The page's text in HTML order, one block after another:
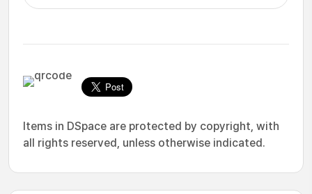
Items in DSpace are protected by copyright, with
all rights reserved, unless otherwise indicated.